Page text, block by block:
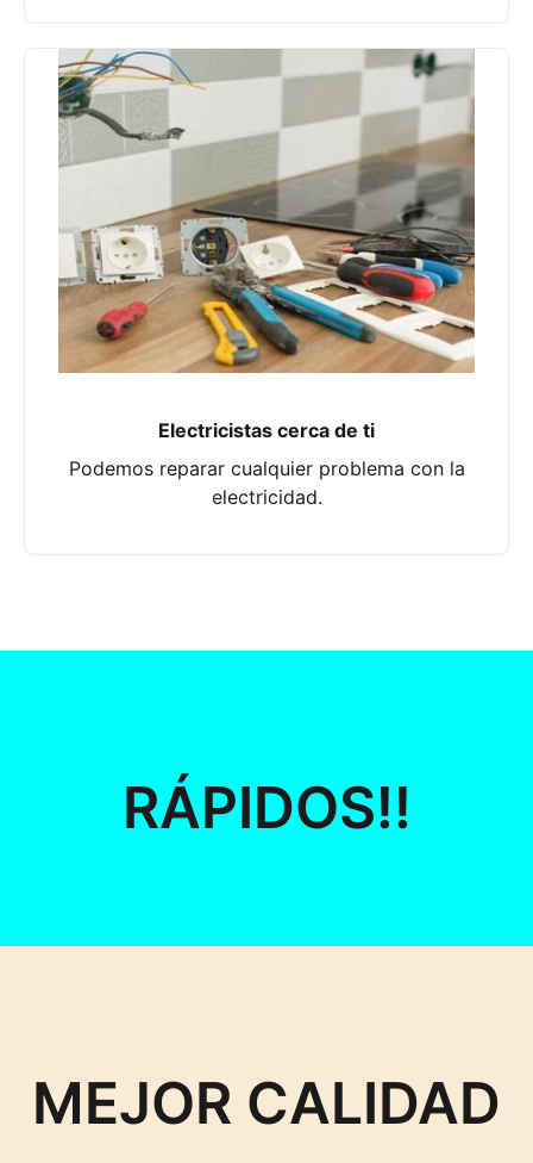
Electricistas cerca de ti
Podemos reparar cualquier problema con la
electricidad.
RÁPIDOS!!
MEJOR CALIDAD